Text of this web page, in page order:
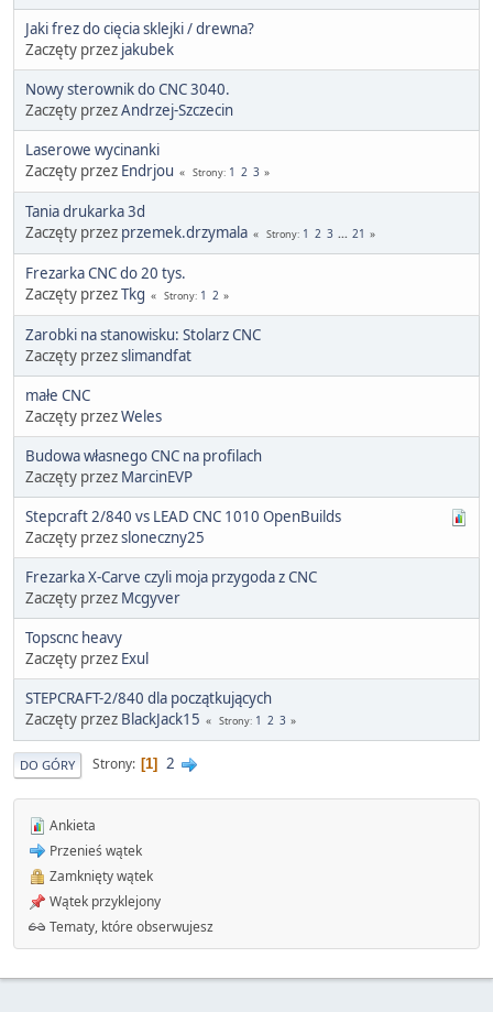
Jaki frez do cięcia sklejki / drewna?
Zaczęty przez jakubek
Nowy sterownik do CNC 3040.
Zaczęty przezAndrzej-Szczecin
Laserowe wycinanki
Zaczęty przez Endrjou Strony 1 2 3
Tania drukarka 3d
Zaczęty przez przemek.drzymala Strony 1 2 3 ... 21
Frezarka CNC do 20 tys.
Zaczęty przezTkg Strony 1 2
Zarobki na stanowisku: Stolarz CNC
Zaczęty przezslimandfat
małe CNC
Zaczęty przezWeles
Budowa własnego CNC na profilach
Zaczęty przez MarcinEVP
Stepcraft 2/840 vs LEAD CNC 1010 OpenBuilds
Zaczęty przezsloneczny25
Frezarka X-Carve czyli moja przygoda z CNC
Zaczęty przez Mcgyver
Topscnc heavy
Zaczęty przez Exul
STEPCRAFT-2/840 dla początkujących
Zaczęty przez BlackJack15 Strony 1 2 3
DO GÓRY Strony 1 2
Ankieta
Przenieś wątek
Zamknięty wątek
Wątek przyklejony
Tematy, które obserwujesz